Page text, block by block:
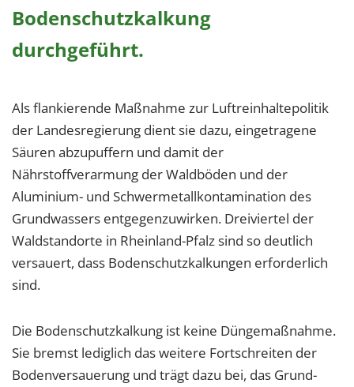
Bodenschutzkalkung
durchgeführt.
Als flankierende Maßnahme zur Luftreinhaltepolitik
der Landesregierung dient sie dazu, eingetragene
Säuren abzupuffern und damit der
Nährstoffverarmung der Waldböden und der
Aluminium- und Schwermetallkontamination des
Grundwassers entgegenzuwirken. Dreiviertel der
Waldstandorte in Rheinland-Pfalz sind so deutlich
versauert, dass Bodenschutzkalkungen erforderlich
sind.
Die Bodenschutzkalkung ist keine Düngemaßnahme.
Sie bremst lediglich das weitere Fortschreiten der
Bodenversauerung und trägt dazu bei, das Grund-